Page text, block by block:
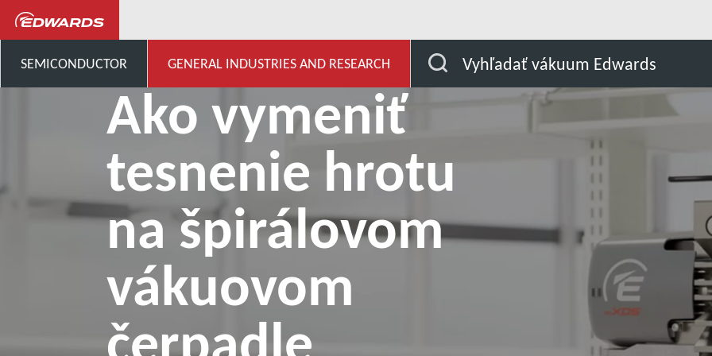
SEMICONDUCTOR GENERAL INDUSTRIES AND RESEARCH Vyhľadať vákuum Edwards
Ako vymeniť
tesnenie hrotu
na špirálovom
vákuovom